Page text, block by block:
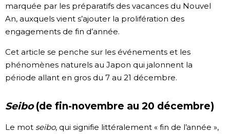
marquée par les préparatifs des vacances du Nouvel
An, auxquels vient s’ajouter la prolifération des
engagements de fin d’année.
Cet article se penche sur les événements et les
phénomènes naturels au Japon qui jalonnent la
période allant en gros du 7 au 21 décembre.
Seibo(de fin-novembre au 20 décembre)
Le mot seibo, qui signifie littéralement « fin de l’année »,